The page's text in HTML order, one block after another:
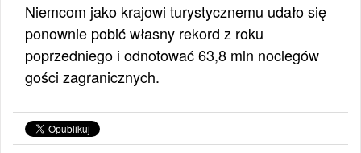
Niemcom jako krajowi turystycznemu udało się
ponownie pobić własny rekord z roku
poprzedniego i odnotować 63,8 mln noclegów
gości zagranicznych.